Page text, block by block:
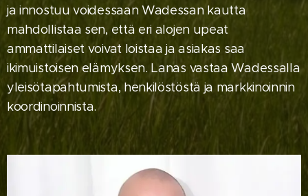
ja innostuu voidessaan Wadessan kautta
mahdollistaa sen, että eri alojen upeat
ammattilaiset voivat loistaa ja asiakas saa
ikimuistoisen elämyksen. Lanas vastaa Wadessalla
yleisötapahtumista, henkilöstöstä ja markkinoinnin
koordinoinnista.